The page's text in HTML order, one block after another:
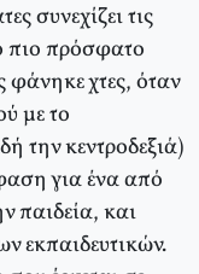
συνεχίζει τις
πιο πρόσφατο
φάνηκε χτες, όταν
με το
την κεντροδεξιά)
για ένα από
παιδεία, και
εκπαιδευτικών.